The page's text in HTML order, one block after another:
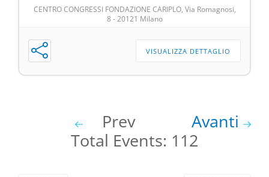
CENTRO CONGRESSI FONDAZIONE CARIPLO, Via Romagnosi,
8 - 20121 Milano
VISUALIZZA DETTAGLIO
Prev
Avanti
Total Events: 112